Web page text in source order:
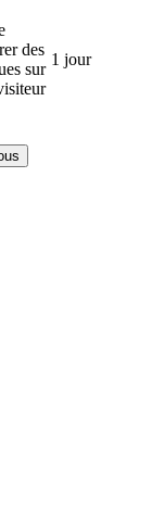
des
sur
1 jour